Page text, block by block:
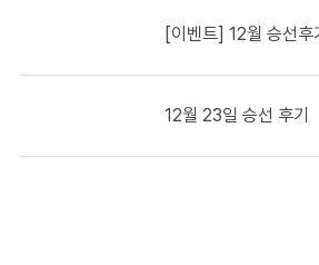
[이벤트] 12월 승선후
12월 23일 승선 후기